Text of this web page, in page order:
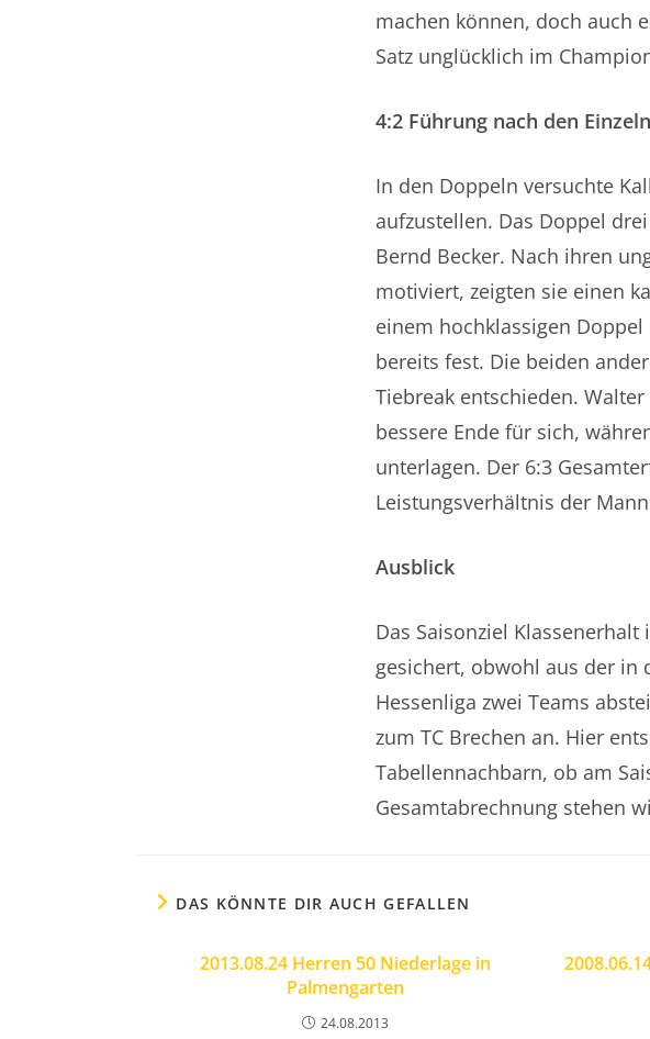
machen können, doch auch
Satz unglücklich im
4:2 Führung nach den Einzeln
In den Doppeln versuchte
aufzustellen. Das Doppel
Bernd Becker. Nach ihren
motiviert, zeigten sie einen
einem hochklassigen
bereits fest. Die beiden
Tiebreak entschieden.
bessere Ende für sich,
unterlagen. Der 6:3
Leistungsverhältnis der
Ausblick
Das Saisonziel
gesichert, obwohl aus der in
Hessenliga zwei Teams
zum TC Brechen an. Hier
Tabellennachbarn, ob am
Gesamtabrechnung stehen
DAS KÖNNTE DIR AUCH GEFALLEN
2013.08.24 Herren 50 Niederlage in
Palmengarten
24.08.2013